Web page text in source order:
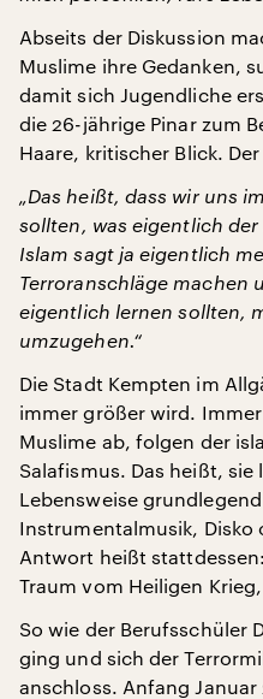
Abseits der Diskussion
Muslime ihre Gedanken,
damit sich Jugendliche
die 26-jährige Pinar zum
Haare, kritischer Blick.
„Das heißt, dass wir uns
sollten, was eigentlich
Islam sagt ja eigentlich
Terroranschläge machen
eigentlich lernen sollten,
umzugehen.“
Die Stadt Kempten im
immer größer wird.
Muslime ab, folgen der
Salafismus. Das heißt,
Lebensweise
Instrumentalmusik, Disko
Antwort heißt
Traum vom Heiligen
So wie der Berufsschüler
ging und sich der
anschloss. Anfang